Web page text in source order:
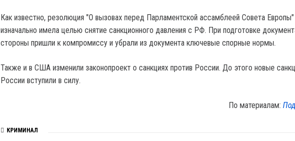
Как известно, резолюция "О вызовах перед Парламентской ассамблеей Совета Европы"
изначально имела целью снятие санкционного давления с РФ. При подготовке
стороны пришли к компромиссу и убрали из документа ключевые спорные нормы.
Также и в США изменили законопроект о санкциях против России. До этого новые
России вступили в силу.
По материалам:
КРИМИНАЛ